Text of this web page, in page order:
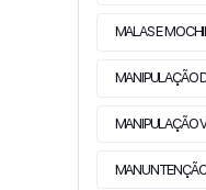
MALAS E
MANIPULAÇÃO
MANIPULAÇÃO